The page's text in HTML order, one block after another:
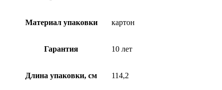
Материал упаковки картон
Гарантия 10 лет
Длина упаковки, см 114,2